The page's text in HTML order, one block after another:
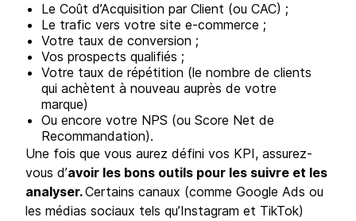
Le Coût d’Acquisition par Client (ou CAC) ;
Le trafic vers votre site e-commerce ;
Votre taux de conversion ;
Vos prospects qualifiés ;
Votre taux de répétition (le nombre de clients
qui achètent à nouveau auprès de votre
marque)
Ou encore votre NPS (ou Score Net de
Recommandation).
Une fois que vous aurez défini vos KPI, assurez-
vous d’avoir les bons outils pour les suivre et les
analyser.Certains canaux (comme Google Ads ou
les médias sociaux tels qu’Instagram et TikTok)